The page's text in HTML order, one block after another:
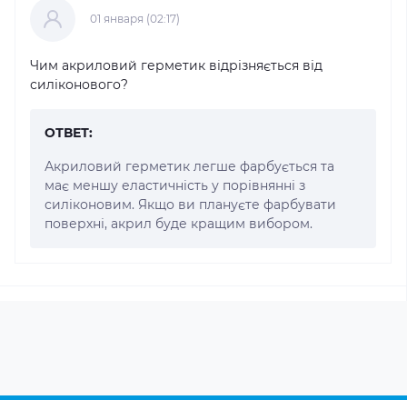
01 января (02:17)
Чим акриловий герметик відрізняється від
силіконового?
ОТВЕТ:
Акриловий герметик легше фарбується та
має меншу еластичність у порівнянні з
силіконовим. Якщо ви плануєте фарбувати
поверхні, акрил буде кращим вибором.